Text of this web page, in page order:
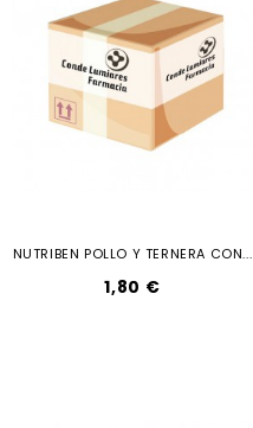
NUTRIBEN POLLO Y TERNERA CON...
1,80 €